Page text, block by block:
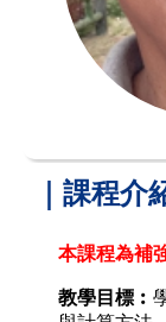
｜課程介
本課程為補
教學目標︰